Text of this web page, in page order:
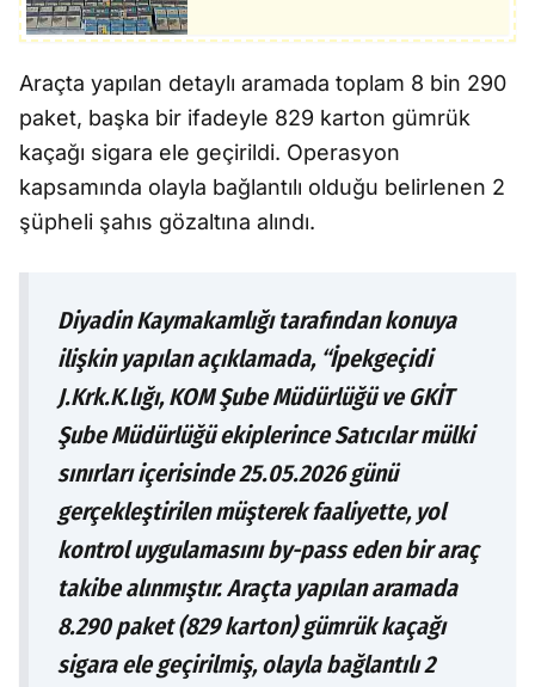
Araçta yapılan detaylı aramada toplam 8 bin 290
paket, başka bir ifadeyle 829 karton gümrük
kaçağı sigara ele geçirildi. Operasyon
kapsamında olayla bağlantılı olduğu belirlenen 2
şüpheli şahıs gözaltına alındı.
Diyadin Kaymakamlığı tarafından konuya
ilişkin yapılan açıklamada, “İpekgeçidi
J.Krk.K.lığı, KOM Şube Müdürlüğü ve GKİT
Şube Müdürlüğü ekiplerince Satıcılar mülki
sınırları içerisinde 25.05.2026 günü
gerçekleştirilen müşterek faaliyette, yol
kontrol uygulamasını by-pass eden bir araç
takibe alınmıştır. Araçta yapılan aramada
8.290 paket (829 karton) gümrük kaçağı
sigara ele geçirilmiş, olayla bağlantılı 2